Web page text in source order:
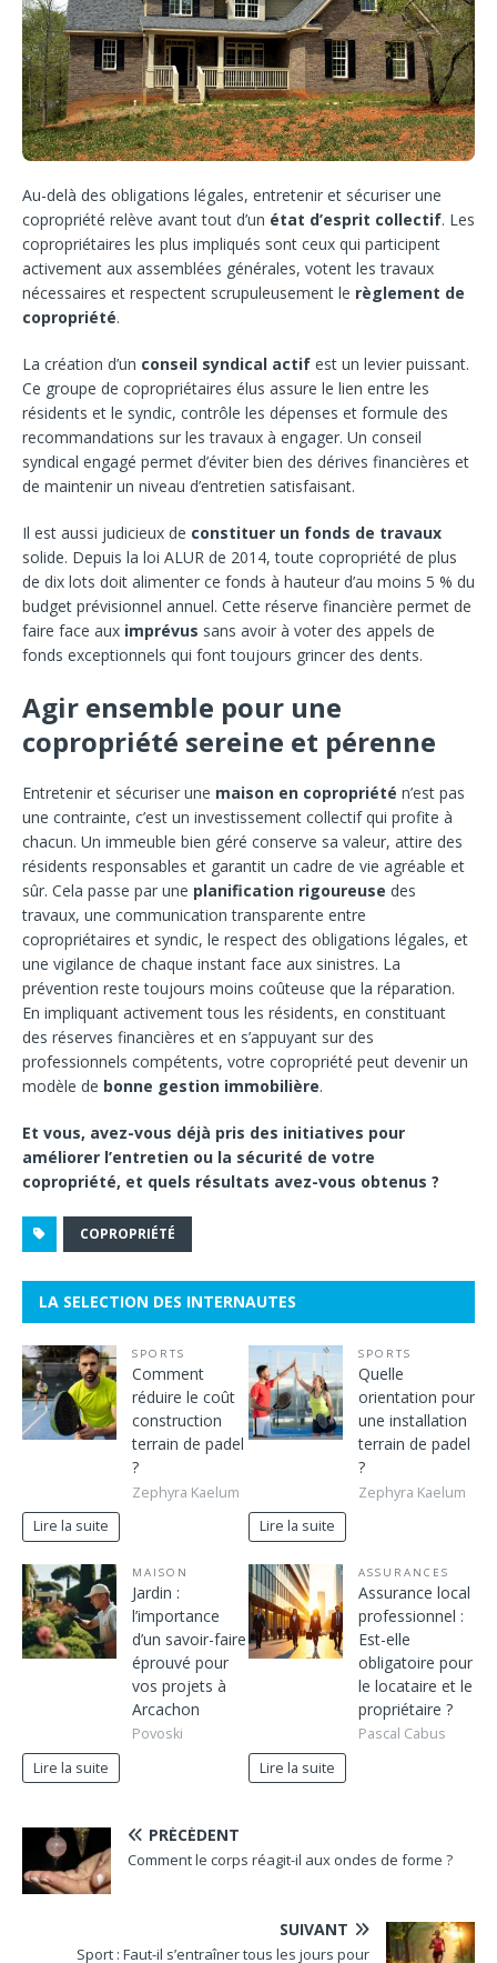
Au-delà des obligations légales, entretenir et sécuriser une
copropriété relève avant tout d’un état d’esprit collectif. Les
copropriétaires les plus impliqués sont ceux qui participent
activement aux assemblées générales, votent les travaux
nécessaires et respectent scrupuleusement le règlement de
copropriété.
La création d’un conseil syndical actif est un levier puissant.
Ce groupe de copropriétaires élus assure le lien entre les
résidents et le syndic, contrôle les dépenses et formule des
recommandations sur les travaux à engager. Un conseil
syndical engagé permet d’éviter bien des dérives financières et
de maintenir un niveau d’entretien satisfaisant.
Il est aussi judicieux de constituer un fonds de travaux
solide. Depuis la loi ALUR de 2014, toute copropriété de plus
de dix lots doit alimenter ce fonds à hauteur d’au moins 5 % du
budget prévisionnel annuel. Cette réserve financière permet de
faire face aux imprévus sans avoir à voter des appels de
fonds exceptionnels qui font toujours grincer des dents.
Agir ensemble pour une
copropriété sereine et pérenne
Entretenir et sécuriser une maison en copropriété n’est pas
une contrainte, c’est un investissement collectif qui profite à
chacun. Un immeuble bien géré conserve sa valeur, attire des
résidents responsables et garantit un cadre de vie agréable et
sûr. Cela passe par une planification rigoureuse des
travaux, une communication transparente entre
copropriétaires et syndic, le respect des obligations légales, et
une vigilance de chaque instant face aux sinistres. La
prévention reste toujours moins coûteuse que la réparation.
En impliquant activement tous les résidents, en constituant
des réserves financières et en s’appuyant sur des
professionnels compétents, votre copropriété peut devenir un
modèle de bonne gestion immobilière.
Et vous, avez-vous déjà pris des initiatives pour
améliorer l’entretien ou la sécurité de votre
copropriété, et quels résultats avez-vous obtenus ?
COPROPRIÉTÉ
LA SELECTION DES INTERNAUTES
SPORTS
Comment
réduire le coût
construction
terrain de padel
?
Zephyra Kaelum
Lire la suite
SPORTS
Quelle
orientation pour
une installation
terrain de padel
?
Zephyra Kaelum
Lire la suite
MAISON
Jardin :
l’importance
d’un savoir-faire
éprouvé pour
vos projets à
Arcachon
Povoski
Lire la suite
ASSURANCES
Assurance local
professionnel :
Est-elle
obligatoire pour
le locataire et le
propriétaire ?
Pascal Cabus
Lire la suite
PRÉCÉDENT
Comment le corps réagit-il aux ondes de forme ?
SUIVANT
Sport : Faut-il s’entraîner tous les jours pour